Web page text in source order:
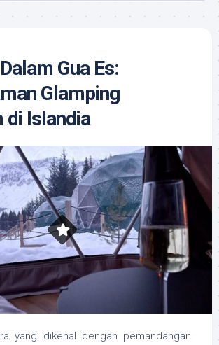
Gua Es:
Glamping
di Islandia
yang dikenal dengan pemandangan